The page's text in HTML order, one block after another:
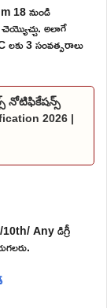
18 నుండి
అలాగే
లకు 3 సంవత్సరాలు
నోటిఫికేషన్స్
2026 |
Any డిగ్రీ